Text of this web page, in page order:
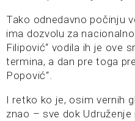
Tako odnedavno počinju
ima dozvolu za
Filipović“ vodila ih je ove
termina, a dan pre toga
Popović“.
I retko ko je, osim vernih
znao – sve dok